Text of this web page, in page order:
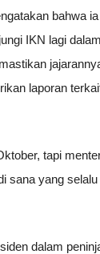
bahwa
IKN lagi
laporan
tapi
sana yang
dalam